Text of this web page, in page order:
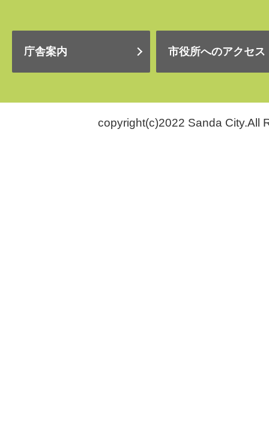
庁舎案内 市役所へのアクセス
copyright(c)2022 Sanda City.All